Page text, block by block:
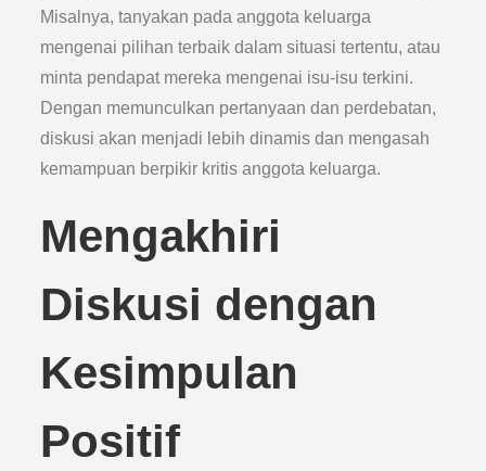
Misalnya, tanyakan pada anggota keluarga
mengenai pilihan terbaik dalam situasi tertentu, atau
minta pendapat mereka mengenai isu-isu terkini.
Dengan memunculkan pertanyaan dan perdebatan,
diskusi akan menjadi lebih dinamis dan mengasah
kemampuan berpikir kritis anggota keluarga.
Mengakhiri
Diskusi dengan
Kesimpulan
Positif